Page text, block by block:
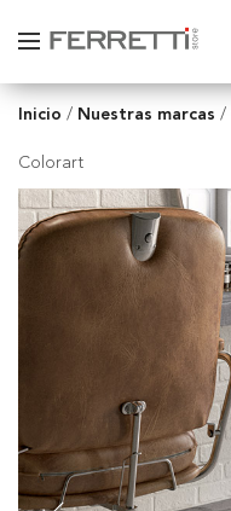
Inicio / Nuestras marcas /
Colorart